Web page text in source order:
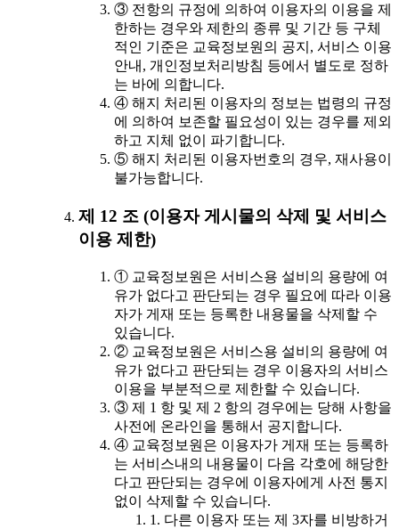
③ 전항의 규정에 의하여 이용자의 이용을 제
한하는 경우와 제한의 종류 및 기간 등 구체
적인 기준은 교육정보원의 공지, 서비스 이용
안내, 개인정보처리방침 등에서 별도로 정하
는 바에 의합니다.
④ 해지 처리된 이용자의 정보는 법령의 규정
에 의하여 보존할 필요성이 있는 경우를 제외
하고 지체 없이 파기합니다.
⑤ 해지 처리된 이용자번호의 경우, 재사용이
불가능합니다.
제 12 조 (이용자 게시물의 삭제 및 서비스
이용 제한)
① 교육정보원은 서비스용 설비의 용량에 여
유가 없다고 판단되는 경우 필요에 따라 이용
자가 게재 또는 등록한 내용물을 삭제할 수
있습니다.
② 교육정보원은 서비스용 설비의 용량에 여
유가 없다고 판단되는 경우 이용자의 서비스
이용을 부분적으로 제한할 수 있습니다.
③ 제 1 항 및 제 2 항의 경우에는 당해 사항을
사전에 온라인을 통해서 공지합니다.
④ 교육정보원은 이용자가 게재 또는 등록하
는 서비스내의 내용물이 다음 각호에 해당한
다고 판단되는 경우에 이용자에게 사전 통지
없이 삭제할 수 있습니다.
1. 다른 이용자 또는 제 3자를 비방하거